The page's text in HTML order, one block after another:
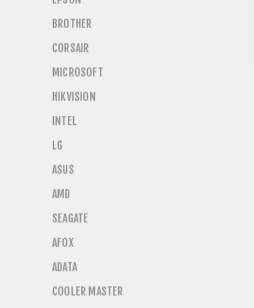
BROTHER
CORSAIR
MICROSOFT
HIKVISION
INTEL
LG
ASUS
AMD
SEAGATE
AFOX
ADATA
COOLER MASTER